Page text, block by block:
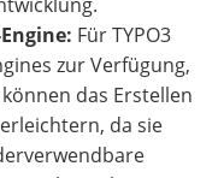
Für TYPO3
zur Verfügung,
das Erstellen
da sie